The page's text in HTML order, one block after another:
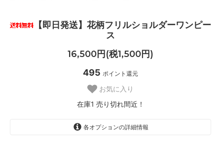
【即日発送】花柄フリルショルダーワンピー
ス
16,500円(税1,500円)
495 ポイント還元
お気に入り
在庫1 売り切れ間近！
各オプションの詳細情報